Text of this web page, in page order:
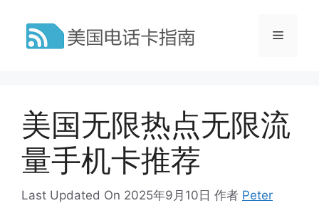
菜
美国无限热点无限流
量手机卡推荐
Last Updated On 2025年9月10日 作者 Peter